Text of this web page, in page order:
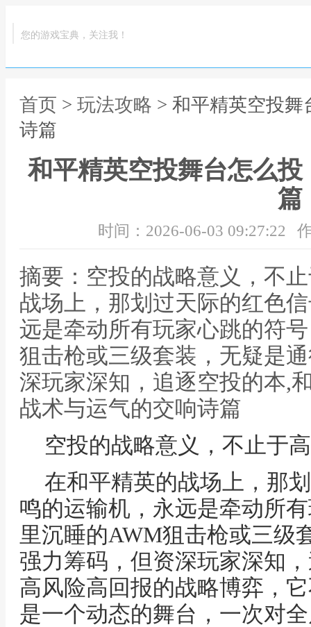
您的游戏宝典，关注我！
首页 > 玩法攻略 > 和平精英空投
诗篇
和平精英空投舞台怎么
篇
时间：2026-06-03 09:27:22
摘要：空投的战略意义，不
战场上，那划过天际的红色
远是牵动所有玩家心跳的符
狙击枪或三级套装，无疑是
深玩家深知，追逐空投的本,
战术与运气的交响诗篇
空投的战略意义，不止于
在和平精英的战场上，那
鸣的运输机，永远是牵动所
里沉睡的AWM狙击枪或三级
强力筹码，但资深玩家深知
高风险高回报的战略博弈，
是一个动态的舞台，一次对